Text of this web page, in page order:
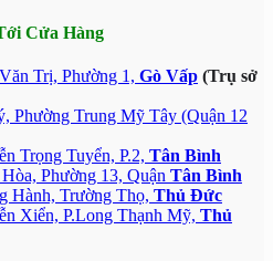
Cửa Hàng
Trị, Phường 1, Gò Vấp (Trụ sở
Phường Trung Mỹ Tây (Quận 12
Trọng Tuyển, P.2, Tân Bình
Phường 13, Quận Tân Bình
Hành, Trường Thọ, Thủ Đức
Xiển, P.Long Thạnh Mỹ, Thủ